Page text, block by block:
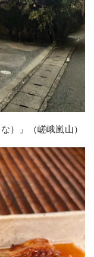
）」（嵯峨嵐山）